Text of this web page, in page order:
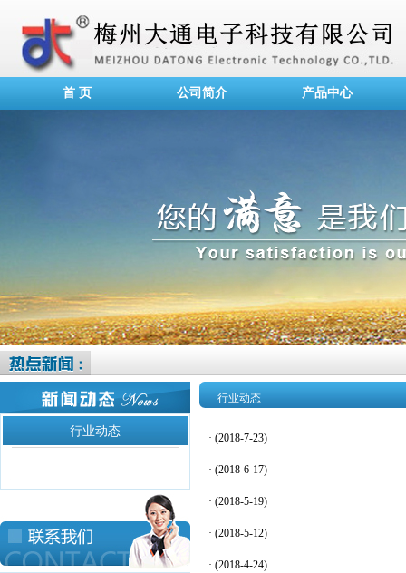
首 页 公司简介 产品中心
行业动态
行业动态
· (2018-7-23)
· (2018-6-17)
· (2018-5-19)
· (2018-5-12)
· (2018-4-24)